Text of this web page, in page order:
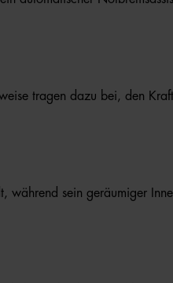
tragen dazu bei, den
während sein geräumiger